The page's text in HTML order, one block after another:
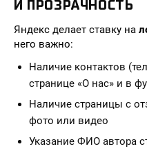
И ПРОЗРАЧНОСТЬ
Яндекс делает ставку на
него важно:
Наличие контактов
странице «О нас» и в
Наличие страницы с
фото или видео
Указание ФИО автора